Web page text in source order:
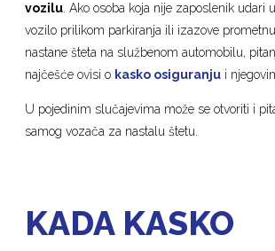
vozilu . Ako osoba koja nije zaposlenik udari
vozilo prilikom parkiranja ili izazove
nastane šteta na službenom automobilu,
najčešće ovisi o kasko osiguranju i
U pojedinim slučajevima može se otvoriti i
samog vozača za nastalu štetu.
KADA KASKO